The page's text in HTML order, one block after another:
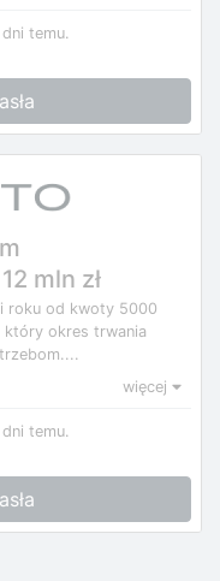
temu.
mln zł
roku od kwoty 5000
który okres trwania
więcej
temu.